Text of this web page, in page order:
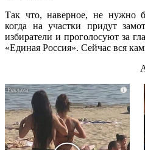
Так что, наверное, не нужно
когда на участки придут
избиратели и проголосуют за
«Единая Россия». Сейчас вся
i